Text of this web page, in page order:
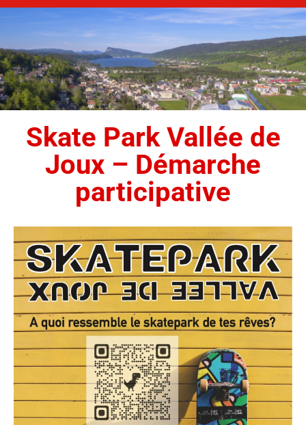
Skate Park Vallée de
Joux – Démarche
participative